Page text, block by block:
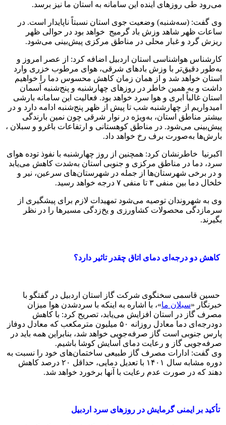
می‌رود طی روزهای آینده این سامانه به استان ما نیز برسد.
وی گفت: (سه‌شنبه) وضعیت جوی استان نسبتاً ناپایدار است. در
ساعات ظهر شاهد وزش باد گرمیج خواهد بود در حوالی ظهر
ریزش گرد و غبار محلی در مناطق مرکزی پیش‌بینی می‌شود.
کارشناس هواشناسی استان اردبیل اضافه کرد: از عصر امروز و
به‌طور دقیق‌تر با وزش بادهای شرقی، هوای مرطوب خزری وارد
استان خواهد شد و از همان زمان کاهش محسوس دما را خواهیم
داشت و به همین خاطر در روزهای چهارشنبه و پنج‌شنبه آسمان
استان غالباً ابری و هوا سرد خواهد بود. فعالیت این سامانه بارشی
امیدواریم از چهارشنبه شب تا پیش از ظهر پنج‌شنبه ادامه دارد و در
بیشتر مناطق استان، به‌ویژه در نوار شرقی چون نمین بارندگی
پیش‌بینی می‌شود. در مناطق کوهستانی و ارتفاعات باغرو و سبلان ،
بارش‌ها به‌صورت برف رخ خواهد داد.
اکبرنیا خاطرنشان کرد: همچنین از روز چهارشنبه با نفوذ توده هوای
سرد، دما در مناطق مرکزی و جنوبی استان به‌شدت کاهش می‌یابد
و در برخی شهرستان‌ها از جمله در شهرستان‌های سرعین، نیر و
خلخال دما بین منفی ۳ تا منفی ۷ درجه خواهد رسید.
وی به شهروندان توصیه می‌شود تمهیدات لازم برای پیشگیری از
سرمازدگی محصولات کشاورزی و یخ‌زدگی مسیرها را در نظر
بگیرند.
کاهش دو درجه‌ای دمای اتاق چقدر تاثیر دارد؟
حسین قاسمی سخنگوی شرکت گاز استان اردبیل در گفتگو با
خبرنگار «سبلان ما»، با اشاره به اینکه با سردشدن هوا میزان
مصرف گاز در استان افزایش می‌یابد، تصریح کرد: با کاهش
دودرجه‌ای دما معادل روزانه ۵۰ میلیون مترمکعب که معادل دوفاز
پارس جنوبی است گاز صرفه‌جویی خواهد شد، بنابراین همه باید در
صرفه‌جویی گاز و رعایت دمای آسایش کوشا باشیم.
وی گفت: ادارات مصرف گاز طبیعی ساختمان‌های خود را نسبت به
دوره مشابه سال ۱۴۰۱ با تعدیل دمایی، حداقل ۲۰ درصد کاهش
دهند که در صورت عدم رعایت با آنها برخورد خواهد شد.
تأکید بر ایمنی گرمایش در روزهای سرد اردبیل